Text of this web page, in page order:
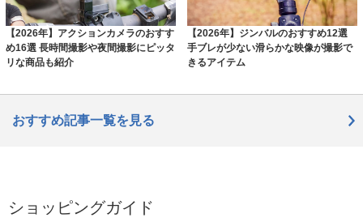
【2026年】アクションカメラのおすす
め16選 長時間撮影や夜間撮影にピッタ
リな商品も紹介
【2026年】ジンバルのおすすめ12選
手ブレが少ない滑らかな映像が撮影で
きるアイテム
おすすめ記事一覧を見る
ショッピングガイド